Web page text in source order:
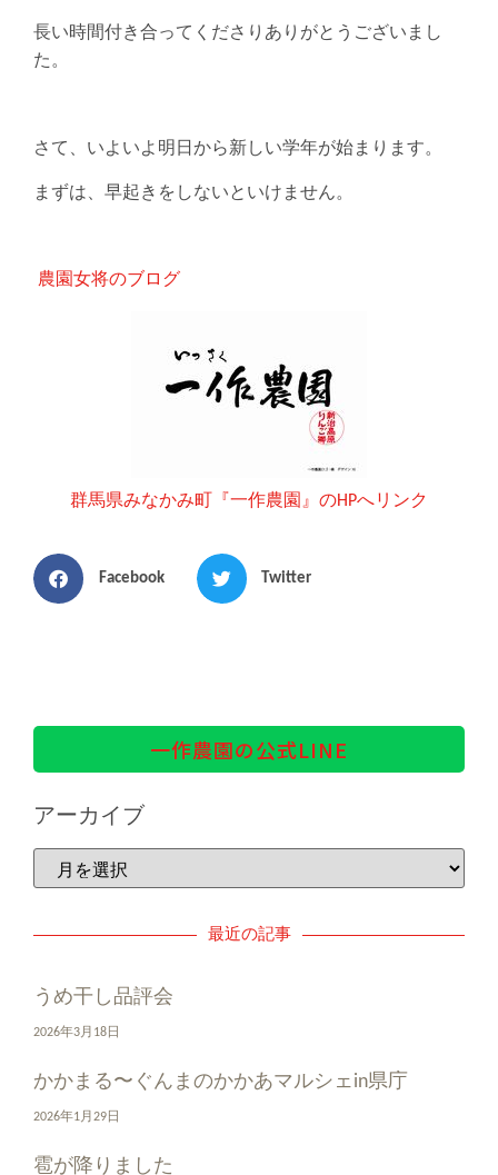
長い時間付き合ってくださりありがとうございまし
た。
さて、いよいよ明日から新しい学年が始まります。
まずは、早起きをしないといけません。
農園女将のブログ
群馬県みなかみ町『一作農園』のHPへリンク
Facebook Twitter
一作農園の公式LINE
アーカイブ
最近の記事
うめ干し品評会
2026年3月18日
かかまる〜ぐんまのかかあマルシェin県庁
2026年1月29日
雹が降りました